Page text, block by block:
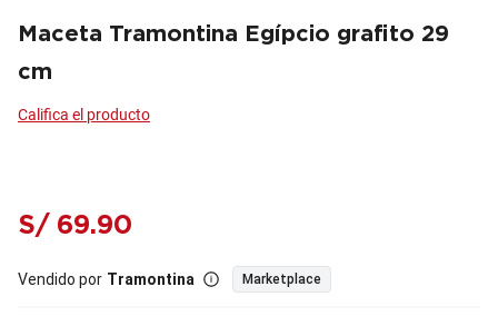
Maceta Tramontina Egípcio grafito 29
cm
S/ 69.90
Vendido por Tramontina Marketplace